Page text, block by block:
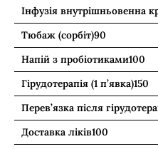
Інфузія внутрішньовенна
Тюбаж (сорбіт)90
Напій з пробіотиками100
Гірудотерапія (1 п’явка)150
Перев’язка після
Доставка ліків100